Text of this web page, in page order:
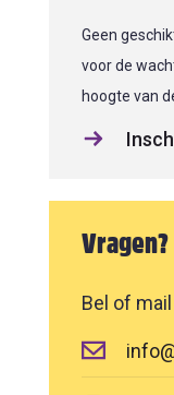
Geen
voor de
hoogte van
Vragen?
Bel of